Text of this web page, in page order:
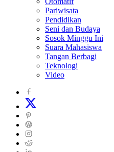
Pariwisata
Pendidikan
Seni dan Budaya
Sosok Minggu Ini
Suara Mahasiswa
Tangan Berbagi
Teknologi
Video